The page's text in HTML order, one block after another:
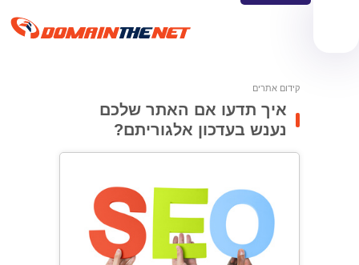
קידום אתרים
איך תדעו אם האתר שלכם
נענש בעדכון אלגוריתם?